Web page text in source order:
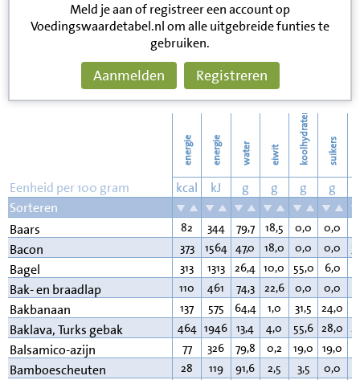
Meld je aan of registreer een account op
Voedingswaardetabel.nl om alle uitgebreide funties te
gebruiken.
Aanmelden Registreren
energie energie water eiwit koolhydraten suikers
Eenheid per 100 gram kcal kJ g g g g
Sorteren
Baars
82 344 79,7 18,5 0,0 0,0
Bacon 373 1564 47,0 18,0 0,0 0,0
Bagel 313 1313 26,4 10,0 55,0 6,0
Bak- en braadlap 110 461 74,3 22,6 0,0 0,0
Bakbanaan 137 575 64,4 1,0 31,5 24,0
Baklava, Turks gebak 464 1946 13,4 4,0 55,6 28,0
Balsamico-azijn 77 326 79,8 0,2 19,0 19,0
Bamboescheuten 28 119 91,6 2,5 3,5 0,0